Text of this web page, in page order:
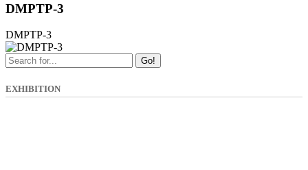
DMPTP-3
DMPTP-3
Go!
EXHIBITION